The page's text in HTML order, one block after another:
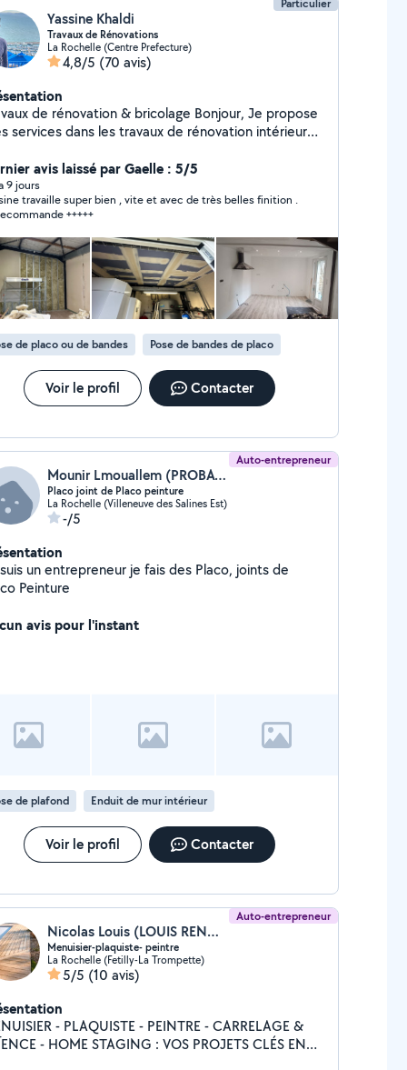
Particulier
Yassine Khaldi
Travaux de Rénovations
La Rochelle (Centre Prefecture)
4,8/5 (70 avis)
de rénovation & bricolage Bonjour, Je propose
services dans les travaux de rénovation intérieure
boiseries) Pose de
/ carrelage et lino Montage de meubles en kit
et électricité de base Petite maçonnerie &
de bain & cuisine Travaux
& décoration rénovation, peinture, bricolage,
parquet, plomberie, électricité, montage de
maçonnerie, dépannage, aménagement Je
avec soin pour garantir un résultat propre et
N'hésitez pas à me contacter pour un devis
et gratuit !
avis laissé par Gaelle : 5/5
9 jours
travaille super bien , vite et avec de très belles finition .
+++++
de placo ou de bandes Pose de bandes de placo
Voir le profil Contacter
Auto-entrepreneur
Mounir Lmouallem (PROBAT 17)
Placo joint de Placo peinture
La Rochelle (Villeneuve des Salines Est)
-/5
un entrepreneur je fais des Placo, joints de
Peinture
avis pour l'instant
de plafond Enduit de mur intérieur
Voir le profil Contacter
Auto-entrepreneur
Nicolas Louis (LOUIS RENOV)
Menuisier-plaquiste- peintre
La Rochelle (Fetilly-La Trompette)
5/5 (10 avis)
- PLAQUISTE - PEINTRE - CARRELAGE &
- HOME STAGING : VOS PROJETS CLÉS EN